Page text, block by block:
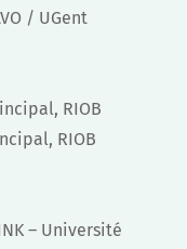
/ UGent
RIOB
RIOB
– Université